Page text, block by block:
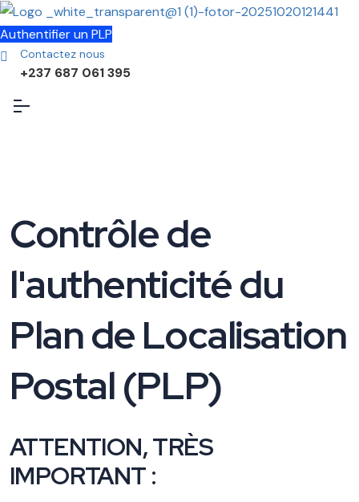
Authentifier un PLP
Contactez nous
+237 687 061 395
Contrôle de
l'authenticité du
Plan de Localisation
Postal (PLP)
ATTENTION, TRÈS
IMPORTANT :